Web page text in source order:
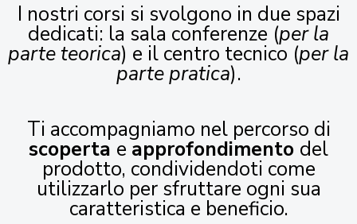
I nostri corsi si svolgono in due spazi
dedicati: la sala conferenze (per la
parte teorica) e il centro tecnico (per la
parte pratica).
Ti accompagniamo nel percorso di
scoperta e approfondimento del
prodotto, condividendoti come
utilizzarlo per sfruttare ogni sua
caratteristica e beneficio.